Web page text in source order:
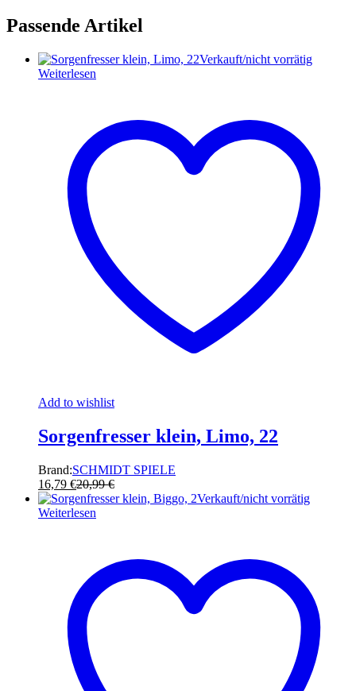
Passende Artikel
Verkauft/nicht vorrätig
Weiterlesen
Add to wishlist
Sorgenfresser klein, Limo, 22
Brand:SCHMIDT SPIELE
16,79 €20,99€
Verkauft/nicht vorrätig
Weiterlesen